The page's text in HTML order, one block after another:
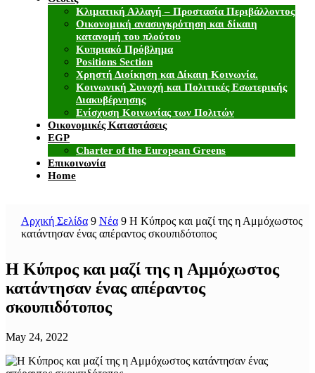
Κλιματική Αλλαγή – Προστασία Περιβάλλοντος
Οικονομική ανασυγκρότηση και δίκαιη
κατανομή του πλούτου
Κυπριακό Πρόβλημα
Positions Section
Χρηστή Διοίκηση και Δίκαιη Κοινωνία.
Κοινωνική Συνοχή και Πολιτικές Εσωτερικής
Διακυβέρνησης
Ενίσχυση Κοινωνίας των Πολιτών
Οικονομικές Καταστάσεις
EGP
Charter of the European Greens
Επικοινωνία
Home
Αρχική Σελίδα 9 Νέα 9 Η Κύπρος και μαζί της η Αμμόχωστος
κατάντησαν ένας απέραντος σκουπιδότοπος
Η Κύπρος και μαζί της η Αμμόχωστος
κατάντησαν ένας απέραντος
σκουπιδότοπος
May 24, 2022